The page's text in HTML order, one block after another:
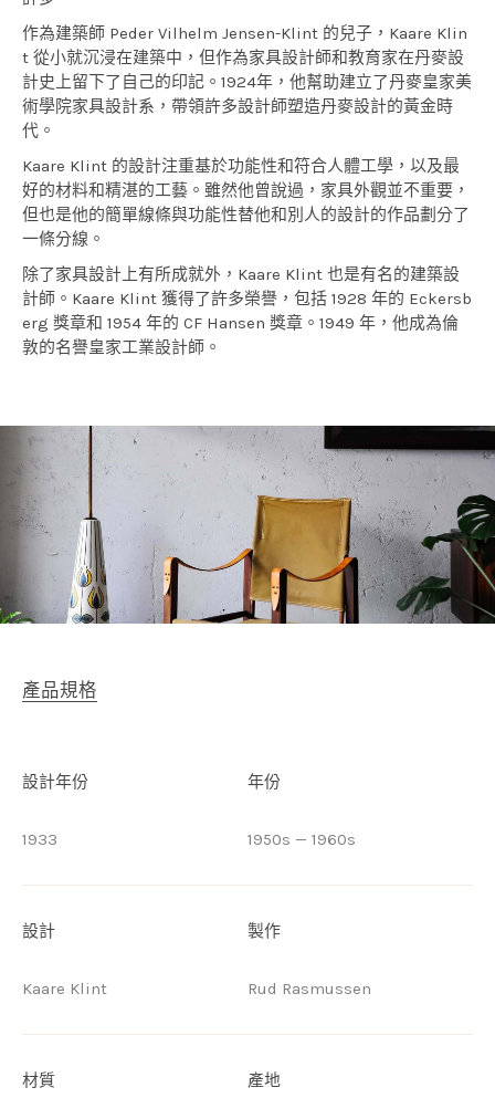
作為建築師 Peder Vilhelm Jensen-Klint 的兒子，Kaare Klin
t 從小就沉浸在建築中，但作為家具設計師和教育家在丹麥設
計史上留下了自己的印記。1924年，他幫助建立了丹麥皇家美
術學院家具設計系，帶領許多設計師塑造丹麥設計的黃金時
代。
Kaare Klint 的設計注重基於功能性和符合人體工學，以及最
好的材料和精湛的工藝。雖然他曾說過，家具外觀並不重要，
但也是他的簡單線條與功能性替他和別人的設計的作品劃分了
一條分線。
除了家具設計上有所成就外，Kaare Klint 也是有名的建築設
計師。Kaare Klint 獲得了許多榮譽，包括 1928 年的 Eckersb
erg 獎章和 1954 年的 CF Hansen 獎章。1949 年，他成為倫
敦的名譽皇家工業設計師。
產品規格
設計年份
1933
年份
1950s — 1960s
設計
Kaare Klint
製作
Rud Rasmussen
材質 產地